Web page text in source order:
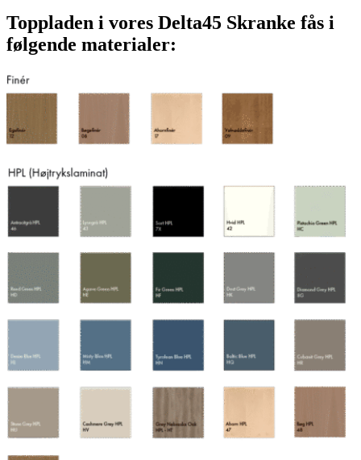
Toppladen i vores Delta45 Skranke fås i
følgende materialer: